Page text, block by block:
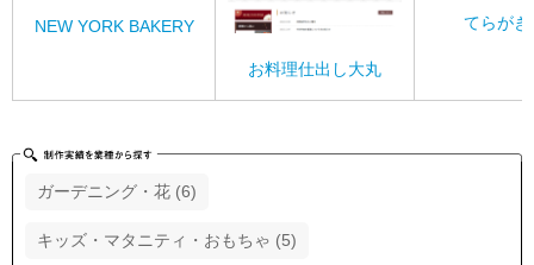
NEW YORK BAKERY
お料理仕出し大丸
てらがき
ガーデニング・花 (6)
キッズ・マタニティ・おもちゃ (5)